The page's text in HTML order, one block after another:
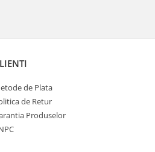
de Plata
de Retur
Produselor